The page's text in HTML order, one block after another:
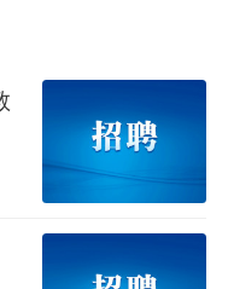
风及岗位胜任
聘者的综合素
面试时间和地